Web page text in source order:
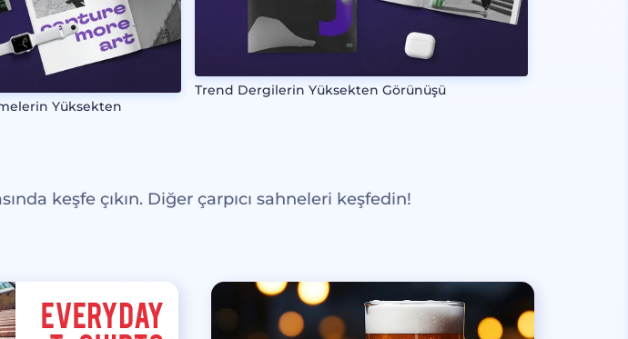
Yüksekten
Trend Dergilerin Yüksekten Görünüşü
keşfe çıkın. Diğer çarpıcı sahneleri keşfedin!